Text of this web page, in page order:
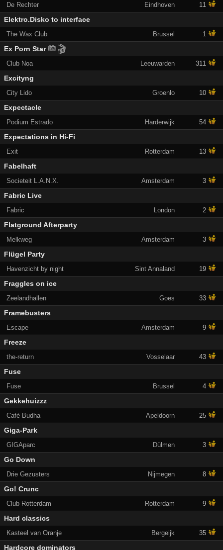
De Rechter Eindhoven 11
Elektro.Disko to interface
The Wax Club Brussel 1
Ex Porn Star 🎬
Club Noa Leeuwarden 311
Excityng
City Lido Groenlo 10
Expectacle
Podium Estrado Harderwijk 54
Expectations in Hi-Fi
Exit Rotterdam 13
Fabelhaft
Societeit L.A.N.X. Amsterdam 3
Fabric Live
Fabric London 2
Flatground Afterparty
Melkweg Amsterdam 3
Flügel Party
Havenzicht by night Sint Annaland 19
Fraggles on ice
Zeelandhallen Goes 33
Framebusters
Escape Amsterdam 9
Freeze
the-return Vosselaar 43
Fuse
Fuse Brussel 4
Gekkehuizzz
Café Budha Apeldoorn 25
Giga-Park
GIGAparc Dülmen 3
Go Down
Drie Gezusters Nijmegen 8
Go! Crunc
Club Rotterdam Rotterdam 9
Hard classics
Kasteel van Oranje Bergeijk 35
Hardcore dominators